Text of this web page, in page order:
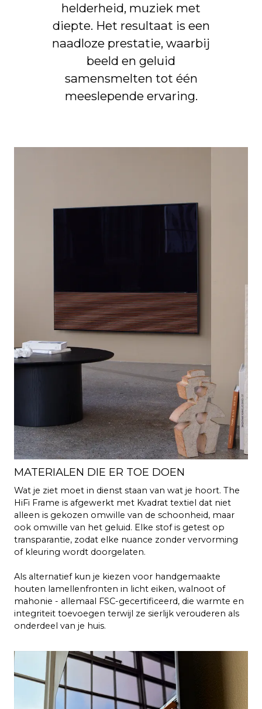
helderheid, muziek met
diepte. Het resultaat is een
naadloze prestatie, waarbij
beeld en geluid
samensmelten tot één
meeslepende ervaring.
MATERIALEN DIE ER TOE DOEN
Wat je ziet moet in dienst staan van wat je hoort. The
HiFi Frame is afgewerkt met Kvadrat textiel dat niet
alleen is gekozen omwille van de schoonheid, maar
ook omwille van het geluid. Elke stof is getest op
transparantie, zodat elke nuance zonder vervorming
of kleuring wordt doorgelaten.
Als alternatief kun je kiezen voor handgemaakte
houten lamellenfronten in licht eiken, walnoot of
mahonie - allemaal FSC-gecertificeerd, die warmte en
integriteit toevoegen terwijl ze sierlijk verouderen als
onderdeel van je huis.